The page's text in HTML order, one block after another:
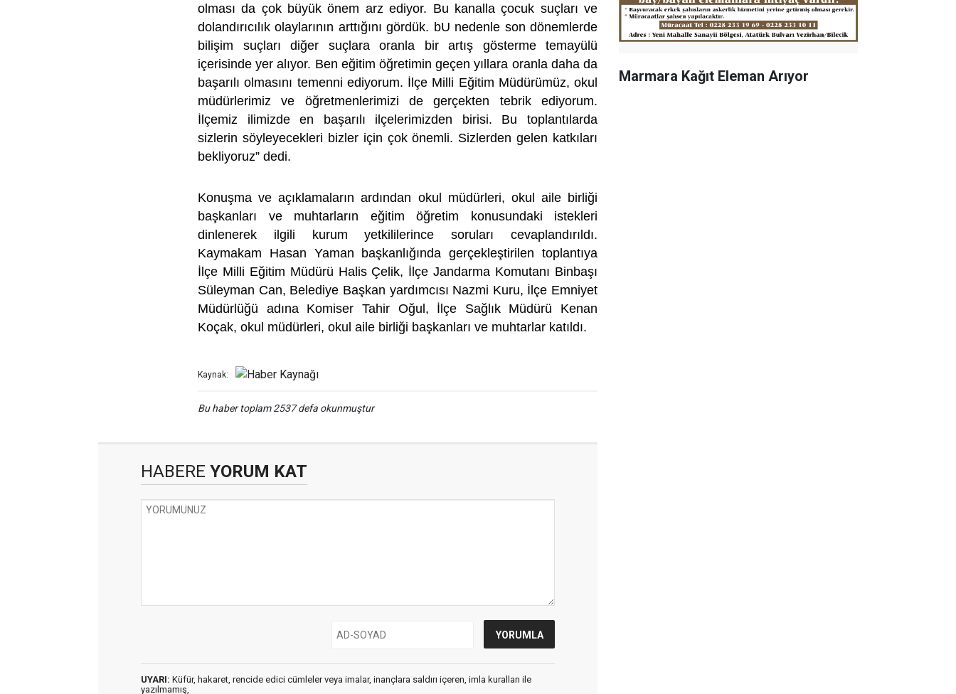
olması da çok büyük önem arz ediyor. Bu kanalla çocuk suçları ve
dolandırıcılık olaylarının arttığını gördük. bU nedenle son dönemlerde
bilişim suçları diğer suçlara oranla bir artış gösterme temayülü
içerisinde yer alıyor. Ben eğitim öğretimin geçen yıllara oranla daha da
başarılı olmasını temenni ediyorum. İlçe Milli Eğitim Müdürümüz, okul
müdürlerimiz ve öğretmenlerimizi de gerçekten tebrik ediyorum.
İlçemiz ilimizde en başarılı ilçelerimizden birisi. Bu toplantılarda
sizlerin söyleyecekleri bizler için çok önemli. Sizlerden gelen katkıları
bekliyoruz” dedi.
Konuşma ve açıklamaların ardından okul müdürleri, okul aile birliği
başkanları ve muhtarların eğitim öğretim konusundaki istekleri
dinlenerek ilgili kurum yetkililerince soruları cevaplandırıldı.
Kaymakam Hasan Yaman başkanlığında gerçekleştirilen toplantıya
İlçe Milli Eğitim Müdürü Halis Çelik, İlçe Jandarma Komutanı Binbaşı
Süleyman Can, Belediye Başkan yardımcısı Nazmi Kuru, İlçe Emniyet
Müdürlüğü adına Komiser Tahir Oğul, İlçe Sağlık Müdürü Kenan
Koçak, okul müdürleri, okul aile birliği başkanları ve muhtarlar katıldı.
Kaynak:
Bu haber toplam 2537 defa okunmuştur
HABERE YORUM KAT
UYARI: Küfür, hakaret, rencide edici cümleler veya imalar, inançlara saldırı içeren, imla kuralları ile
yazılmamış,
Marmara Kağıt Eleman Arıyor